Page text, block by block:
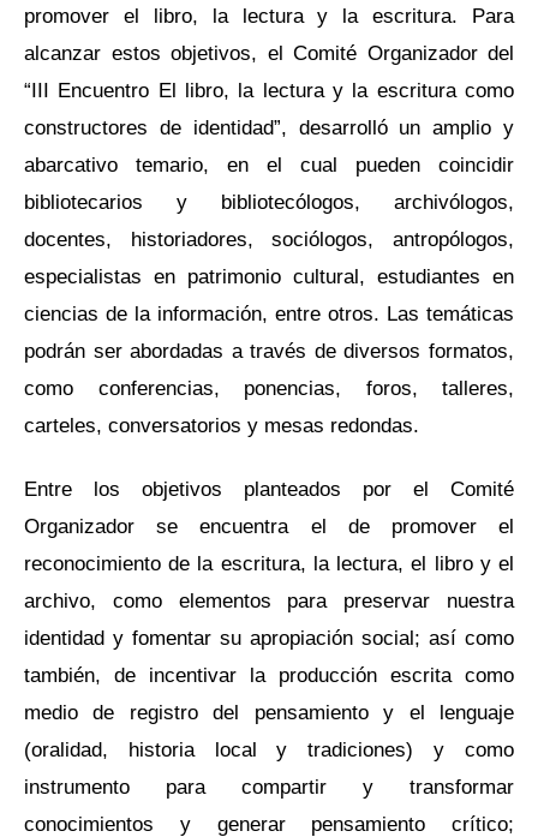
promover el libro, la lectura y la escritura. Para
alcanzar estos objetivos, el Comité Organizador del
“III Encuentro El libro, la lectura y la escritura como
constructores de identidad”, desarrolló un amplio y
abarcativo temario, en el cual pueden coincidir
bibliotecarios y bibliotecólogos, archivólogos,
docentes, historiadores, sociólogos, antropólogos,
especialistas en patrimonio cultural, estudiantes en
ciencias de la información, entre otros. Las temáticas
podrán ser abordadas a través de diversos formatos,
como conferencias, ponencias, foros, talleres,
carteles, conversatorios y mesas redondas.
Entre los objetivos planteados por el Comité
Organizador se encuentra el de promover el
reconocimiento de la escritura, la lectura, el libro y el
archivo, como elementos para preservar nuestra
identidad y fomentar su apropiación social; así como
también, de incentivar la producción escrita como
medio de registro del pensamiento y el lenguaje
(oralidad, historia local y tradiciones) y como
instrumento para compartir y transformar
conocimientos y generar pensamiento crítico;